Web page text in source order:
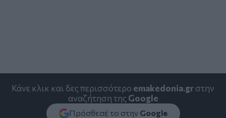
Κάνε κλικ και δες περισσότερο emakedonia.grστην
αναζήτηση της Google
Πρόσθεσέ το στην Google